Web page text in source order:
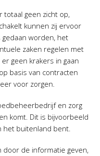
totaal geen zicht op,
kunnen zij ervoor
worden, het
zaken regelen met
geen krakers in gaan
basis van contracten
voor zorgen.
en zorg
komt. Dit is bijvoorbeeld
het buitenland bent.
door de informatie geven,